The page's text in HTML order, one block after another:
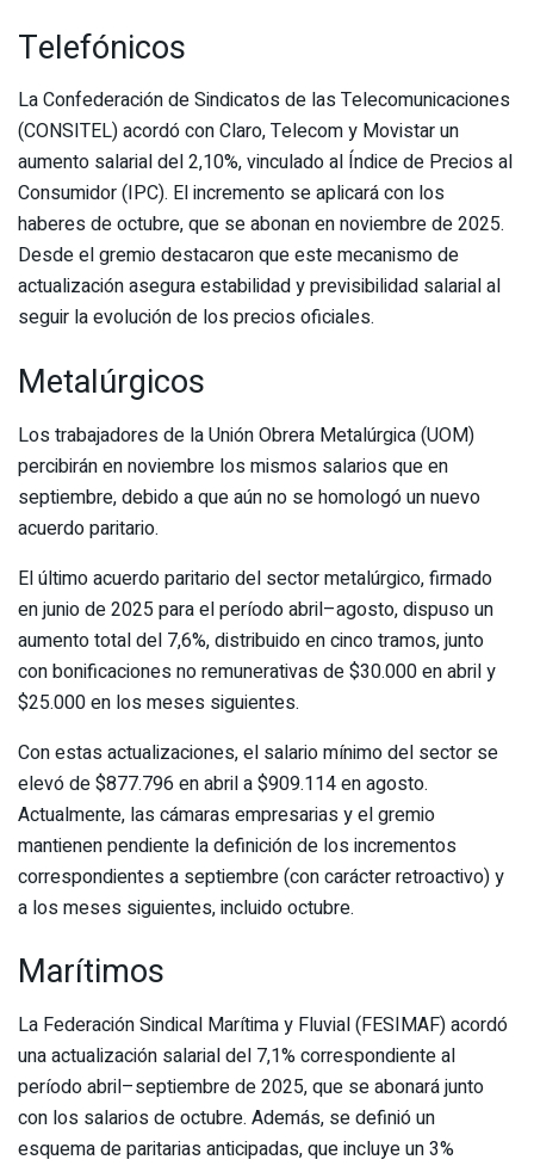
Telefónicos
La Confederación de Sindicatos de las Telecomunicaciones
(CONSITEL) acordó con Claro, Telecom y Movistar un
aumento salarial del 2,10%, vinculado al Índice de Precios al
Consumidor (IPC). El incremento se aplicará con los
haberes de octubre, que se abonan en noviembre de 2025.
Desde el gremio destacaron que este mecanismo de
actualización asegura estabilidad y previsibilidad salarial al
seguir la evolución de los precios oficiales.
Metalúrgicos
Los trabajadores de la Unión Obrera Metalúrgica (UOM)
percibirán en noviembre los mismos salarios que en
septiembre, debido a que aún no se homologó un nuevo
acuerdo paritario.
El último acuerdo paritario del sector metalúrgico, firmado
en junio de 2025 para el período abril–agosto, dispuso un
aumento total del 7,6%, distribuido en cinco tramos, junto
con bonificaciones no remunerativas de $30.000 en abril y
$25.000 en los meses siguientes.
Con estas actualizaciones, el salario mínimo del sector se
elevó de $877.796 en abril a $909.114 en agosto.
Actualmente, las cámaras empresarias y el gremio
mantienen pendiente la definición de los incrementos
correspondientes a septiembre (con carácter retroactivo) y
a los meses siguientes, incluido octubre.
Marítimos
La Federación Sindical Marítima y Fluvial (FESIMAF) acordó
una actualización salarial del 7,1% correspondiente al
período abril–septiembre de 2025, que se abonará junto
con los salarios de octubre. Además, se definió un
esquema de paritarias anticipadas, que incluye un 3%